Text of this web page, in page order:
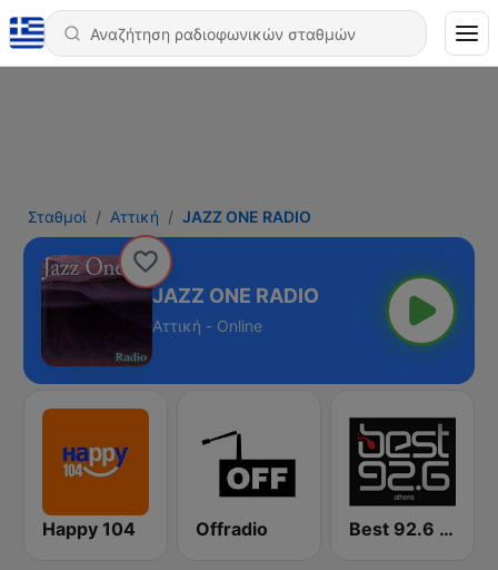
Σταθμοί Αττική JAZZ ONE RADIO
JAZZ ONE RADIO
Αττική - Online
Happy 104 Offradio Best 92.6 FM